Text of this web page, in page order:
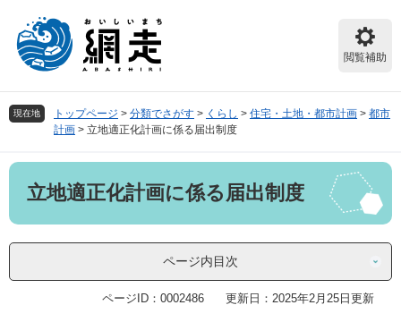
頭
で
飛
ば
へ
閲覧補助
現在地 トップページ > 分類でさがす > くらし > 住宅・土地・都市計画 > 都市
計画 > 立地適正化計画に係る届出制度
本
立地適正化計画に係る届出制度
ページ内目次
ページID：0002486 更新日：2025年2月25日更新